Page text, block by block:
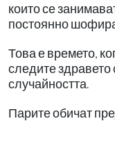
които се
постоянно
Това е времето,
следите здравето
случайността.
Парите обичат